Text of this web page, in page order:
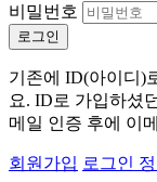
비밀번호
로그인
기존에 ID(아이디)
요. ID로 가입하셨
메일 인증 후에 이
회원가입 로그인 정